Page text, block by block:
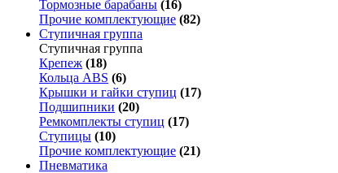
Тормозные барабаны (16)
Прочие комплектующие (82)
Ступичная группа
Ступичная группа
Крепеж (18)
Кольца ABS (6)
Крышки и гайки ступиц (17)
Подшипники (20)
Ремкомплекты ступиц (17)
Ступицы (10)
Прочие комплектующие (21)
Пневматика